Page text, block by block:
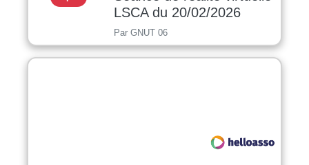
LSCA du 20/02/2026
Par GNUT 06